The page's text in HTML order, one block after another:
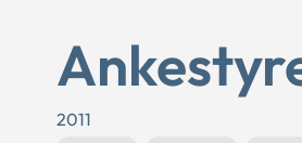
2011